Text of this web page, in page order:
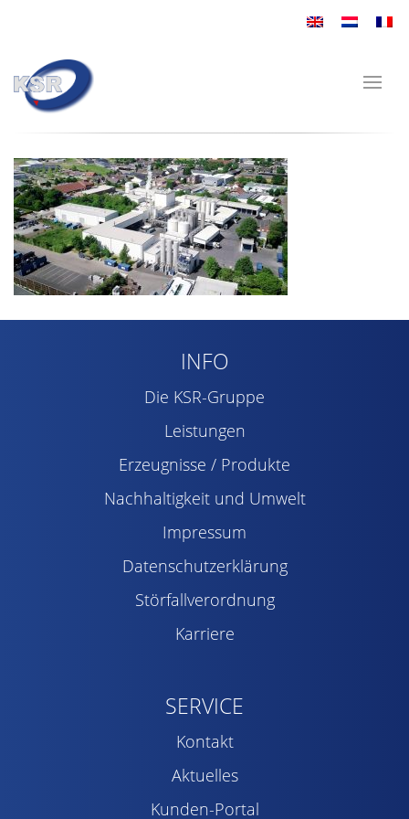
INFO
Die KSR-Gruppe
Leistungen
Erzeugnisse / Produkte
Nachhaltigkeit und Umwelt
Impressum
Datenschutzerklärung
Störfallverordnung
Karriere
SERVICE
Kontakt
Aktuelles
Kunden-Portal